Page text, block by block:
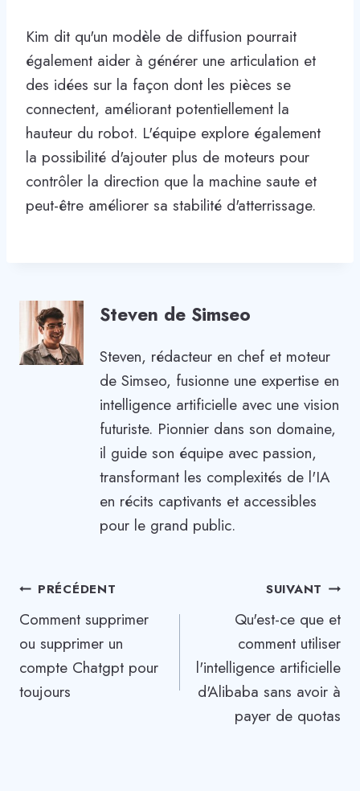
Kim dit qu'un modèle de diffusion pourrait
également aider à générer une articulation et
des idées sur la façon dont les pièces se
connectent, améliorant potentiellement la
hauteur du robot. L'équipe explore également
la possibilité d'ajouter plus de moteurs pour
contrôler la direction que la machine saute et
peut-être améliorer sa stabilité d'atterrissage.
Steven de Simseo
Steven, rédacteur en chef et moteur
de Simseo, fusionne une expertise en
intelligence artificielle avec une vision
futuriste. Pionnier dans son domaine,
il guide son équipe avec passion,
transformant les complexités de l'IA
en récits captivants et accessibles
pour le grand public.
Navigation
de
l’article
PRÉCÉDENT
Comment supprimer
ou supprimer un
compte Chatgpt pour
toujours
SUIVANT
Qu'est-ce que et
comment utiliser
l'intelligence artificielle
d'Alibaba sans avoir à
payer de quotas